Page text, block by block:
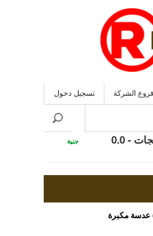
فروع الشركة تسجيل دخول
جنية